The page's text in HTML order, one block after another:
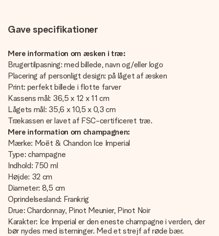
Gave specifikationer
Mere information om æsken i træ:
Brugertilpasning: med billede, navn og/eller logo
Placering af personligt design: på låget af æsken
Print: perfekt billede i flotte farver
Kassens mål: 36,5 x 12 x 11 cm
Lågets mål: 35,6 x 10,5 x 0,3 cm
Trækassen er lavet af FSC-certificeret træ.
Mere information om champagnen:
Mærke: Moët & Chandon Ice Imperial
Type: champagne
Indhold: 750 ml
Højde: 32 cm
Diameter: 8,5 cm
Oprindelsesland: Frankrig
Drue: Chardonnay, Pinot Meunier, Pinot Noir
Karakter: Ice Imperial er den eneste champagne i verden, der
bør nydes med isterninger. Med et strejf af røde bær.